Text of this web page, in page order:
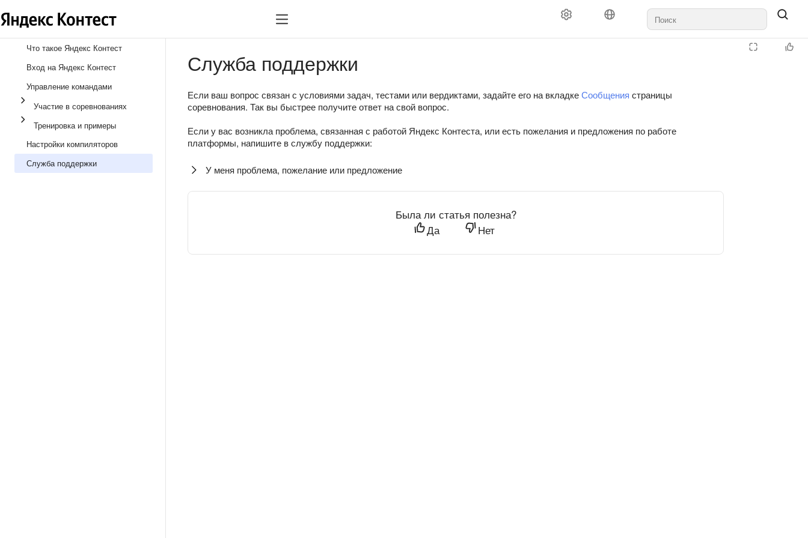
Что такое Яндекс Контест
Вход на Яндекс Контест
Управление командами
Участие в соревнованиях
Тренировка и примеры
Настройки компиляторов
Служба поддержки
Служба поддержки
Если ваш вопрос связан с условиями задач, тестами или вердиктами, задайте его на вкладкеСообщения страницы
соревнования. Так вы быстрее получите ответ на свой вопрос.
Если у вас возникла проблема, связанная с работой Яндекс Контеста, или есть пожелания и предложения по работе
платформы, напишите в службу поддержки:
У меня проблема, пожелание или предложение
Была ли статья полезна?
Да
Нет